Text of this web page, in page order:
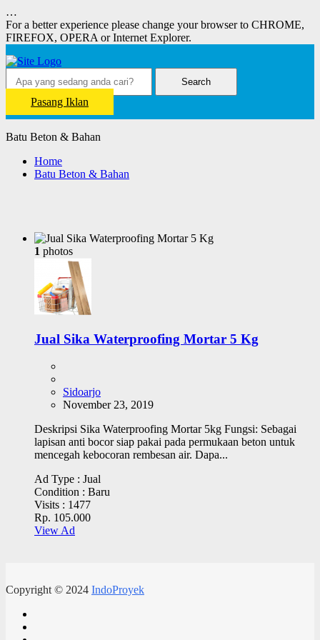
…
For a better experience please change your browser to CHROME,
FIREFOX, OPERA or Internet Explorer.
Search
Pasang Iklan
Batu Beton & Bahan
Home
Batu Beton & Bahan
1 photos
Jual Sika Waterproofing Mortar 5 Kg
Sidoarjo
November 23, 2019
Deskripsi Sika Waterproofing Mortar 5kg Fungsi: Sebagai
lapisan anti bocor siap pakai pada permukaan beton untuk
mencegah kebocoran rembesan air. Dapa...
Ad Type : Jual
Condition : Baru
Visits : 1477
Rp. 105.000
View Ad
Copyright © 2024 IndoProyek